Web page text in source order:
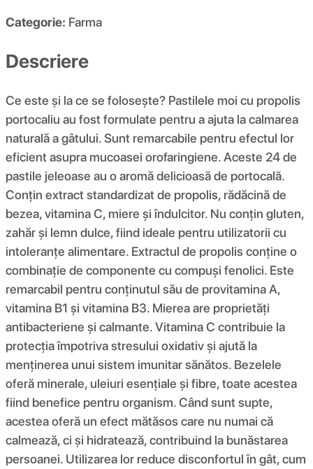
Categorie: Farma
Descriere
Ce este și la ce se folosește? Pastilele moi cu propolis
portocaliu au fost formulate pentru a ajuta la calmarea
naturală a gâtului. Sunt remarcabile pentru efectul lor
eficient asupra mucoasei orofaringiene. Aceste 24 de
pastile jeleoase au o aromă delicioasă de portocală.
Conțin extract standardizat de propolis, rădăcină de
bezea, vitamina C, miere și îndulcitor. Nu conțin gluten,
zahăr și lemn dulce, fiind ideale pentru utilizatorii cu
intoleranțe alimentare. Extractul de propolis conține o
combinație de componente cu compuși fenolici. Este
remarcabil pentru conținutul său de provitamina A,
vitamina B1 și vitamina B3. Mierea are proprietăți
antibacteriene și calmante. Vitamina C contribuie la
protecția împotriva stresului oxidativ și ajută la
menținerea unui sistem imunitar sănătos. Bezelele
oferă minerale, uleiuri esențiale și fibre, toate acestea
fiind benefice pentru organism. Când sunt supte,
acestea oferă un efect mătăsos care nu numai că
calmează, ci și hidratează, contribuind la bunăstarea
persoanei. Utilizarea lor reduce disconfortul în gât, cum